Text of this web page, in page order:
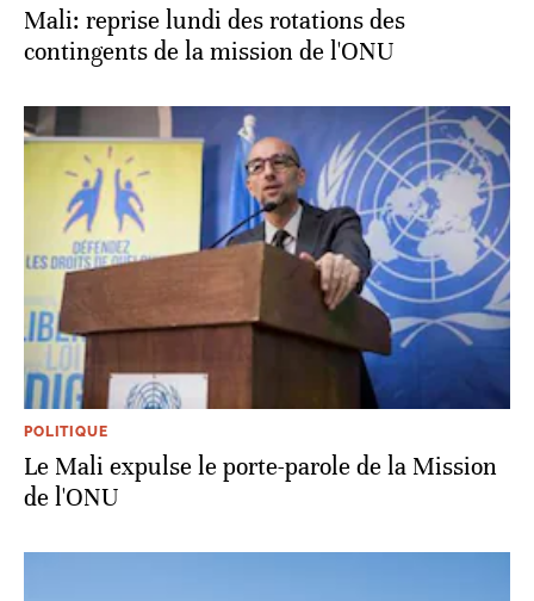
Mali: reprise lundi des rotations des
contingents de la mission de l'ONU
POLITIQUE
Le Mali expulse le porte-parole de la Mission
de l'ONU